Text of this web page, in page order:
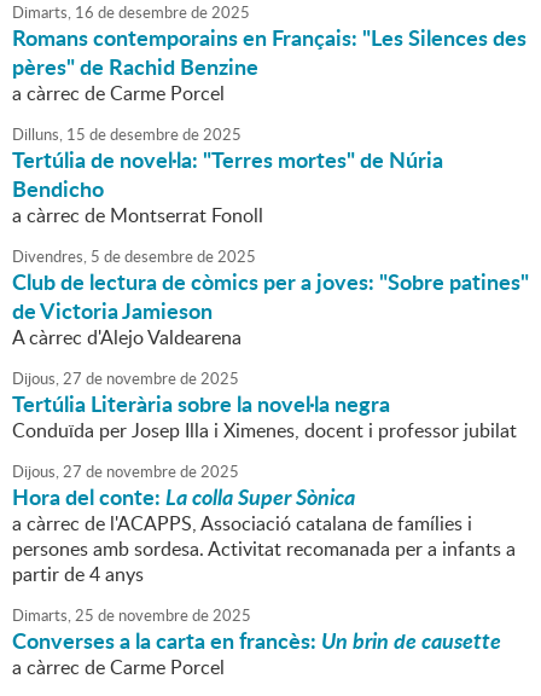
Dimarts, 16 dedesembrede2025
Romans contemporains en Français: "Les Silences des
pères" de Rachid Benzine
a càrrec de Carme Porcel
Dilluns, 15 dedesembrede2025
Tertúlia de novel·la: "Terres mortes" de Núria
Bendicho
a càrrec de Montserrat Fonoll
Divendres, 5 dedesembrede2025
Club de lectura de còmics per a joves: "Sobre patines"
de Victoria Jamieson
A càrrec d'Alejo Valdearena
Dijous,27 de novembrede2025
Tertúlia Literària sobre la novel·la negra
Conduïda per Josep Illa i Ximenes, docent i professor jubilat
Dijous,27 de novembrede2025
Hora del conte:La colla Super Sònica
a càrrec de l'ACAPPS, Associació catalana de famílies i
persones amb sordesa. Activitat recomanada per a infants a
partir de 4 anys
Dimarts,25 de novembrede2025
Converses a la carta en francès: Un brin de causette
a càrrec de Carme Porcel